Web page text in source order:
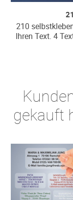
210
Ihren Text. 4
gekauft